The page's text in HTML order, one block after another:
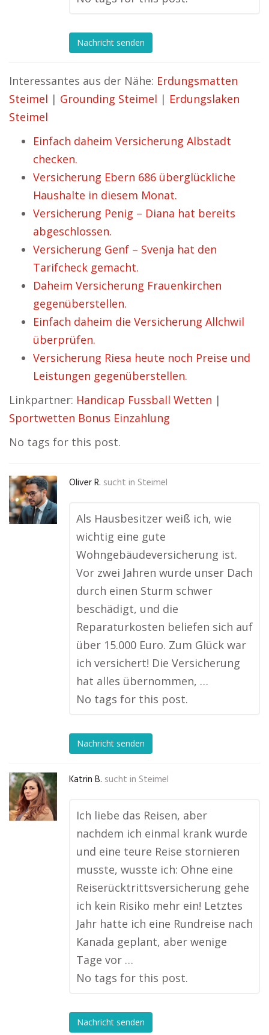
Nachricht senden
Interessantes aus der Nähe: Erdungsmatten
Steimel | Grounding Steimel | Erdungslaken
Steimel
Einfach daheim Versicherung Albstadt
checken.
Versicherung Ebern 686 überglückliche
Haushalte in diesem Monat.
Versicherung Penig – Diana hat bereits
abgeschlossen.
Versicherung Genf – Svenja hat den
Tarifcheck gemacht.
Daheim Versicherung Frauenkirchen
gegenüberstellen.
Einfach daheim die Versicherung Allchwil
überprüfen.
Versicherung Riesa heute noch Preise und
Leistungen gegenüberstellen.
Linkpartner: Handicap Fussball Wetten |
Sportwetten Bonus Einzahlung
No tags for this post.
Oliver R. sucht in Steimel
Als Hausbesitzer weiß ich, wie
wichtig eine gute
Wohngebäudeversicherung ist.
Vor zwei Jahren wurde unser Dach
durch einen Sturm schwer
beschädigt, und die
Reparaturkosten beliefen sich auf
über 15.000 Euro. Zum Glück war
ich versichert! Die Versicherung
hat alles übernommen, …
No tags for this post.
Nachricht senden
Katrin B. sucht in Steimel
Ich liebe das Reisen, aber
nachdem ich einmal krank wurde
und eine teure Reise stornieren
musste, wusste ich: Ohne eine
Reiserücktrittsversicherung gehe
ich kein Risiko mehr ein! Letztes
Jahr hatte ich eine Rundreise nach
Kanada geplant, aber wenige
Tage vor …
No tags for this post.
Nachricht senden